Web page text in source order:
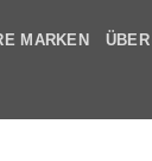
MARKEN